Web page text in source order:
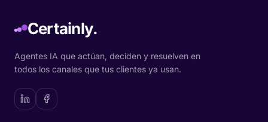
Certainly.
Agentes IA que actúan, deciden y resuelven en
todos los canales que tus clientes ya usan.